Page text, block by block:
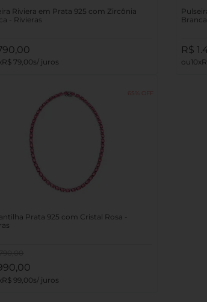
Riviera em Prata 925 com Zircônia
- Rivieras
00
R$ 79,00
R$ 1
10
65%
Prata 925 com Cristal Rosa -
,00
R$ 99 00